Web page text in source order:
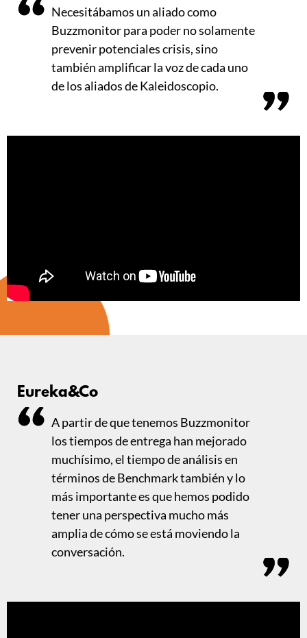
Necesitábamos un aliado como
Buzzmonitor para poder no solamente
prevenir potenciales crisis, sino
también amplificar la voz de cada uno
de los aliados de Kaleidoscopio.
Eureka&Co
A partir de que tenemos Buzzmonitor
los tiempos de entrega han mejorado
muchísimo, el tiempo de análisis en
términos de Benchmark también y lo
más importante es que hemos podido
tener una perspectiva mucho más
amplia de cómo se está moviendo la
conversación.